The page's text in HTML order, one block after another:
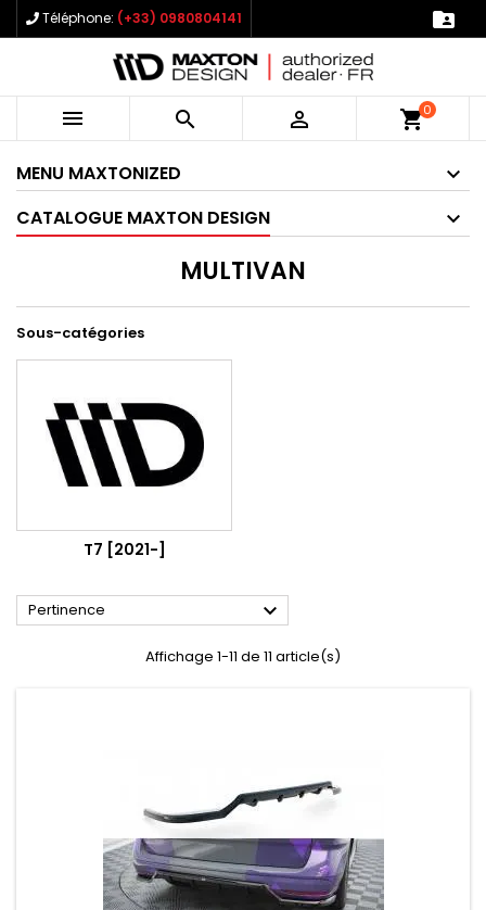
Téléphone: (+33) 0980804141 
   shopping_cart0
MENU MAXTONIZED
CATALOGUE MAXTON DESIGN
MULTIVAN
Sous-catégories
T7 [2021-]
Pertinence 
Affichage 1-11 de 11 article(s)